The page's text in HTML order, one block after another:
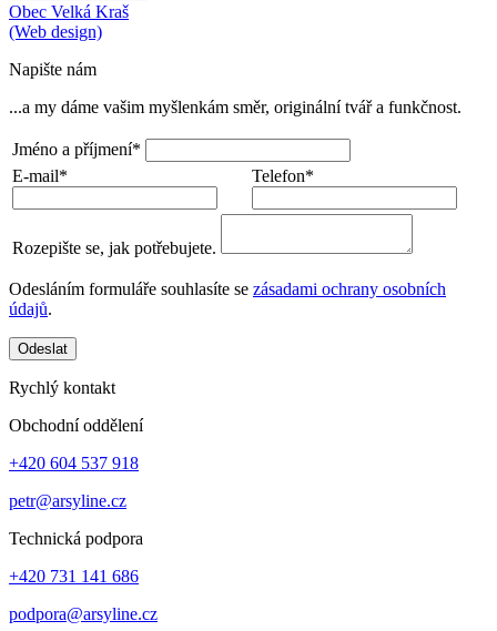
Obec Velká Kraš
(Web design)
Napište nám
...a my dáme vašim myšlenkám směr, originální tvář a funkčnost.
Jméno a příjmení*
E-mail*
Telefon*
Rozepište se, jak potřebujete.
Odesláním formuláře souhlasíte se zásadami ochrany osobních
údajů.
Odeslat
Rychlý kontakt
Obchodní oddělení
+420 604 537 918
petr@arsyline.cz
Technická podpora
+420 731 141 686
podpora@arsyline.cz